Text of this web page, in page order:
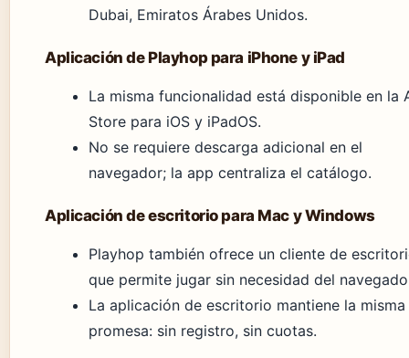
Dubai, Emiratos Árabes Unidos.
Aplicación de Playhop para iPhone y iPad
La misma funcionalidad está disponible en la
Store para iOS y iPadOS.
No se requiere descarga adicional en el
navegador; la app centraliza el catálogo.
Aplicación de escritorio para Mac y Windows
Playhop también ofrece un cliente de
que permite jugar sin necesidad del
La aplicación de escritorio mantiene la misma
promesa: sin registro, sin cuotas.